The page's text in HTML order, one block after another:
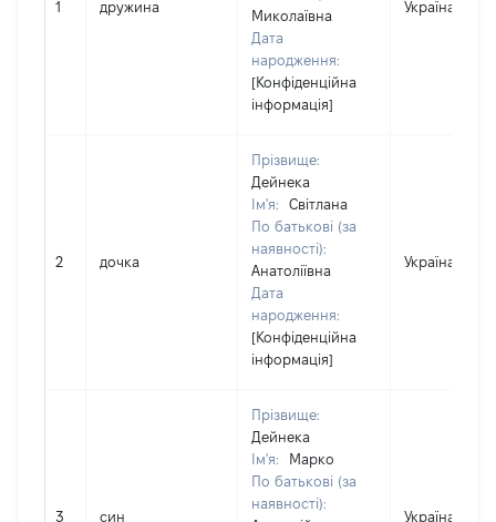
1 дружина
Миколаївна
Дата
народження:
[Конфіденційна
інформація]
Україна
2 дочка
Прізвище:
Дейнека
Ім'я:
Світлана
По батькові (за
наявності):
Анатоліївна
Дата
народження:
[Конфіденційна
інформація]
Україна
3 син
Прізвище:
Дейнека
Ім'я:
Марко
По батькові (за
наявності):
Україна